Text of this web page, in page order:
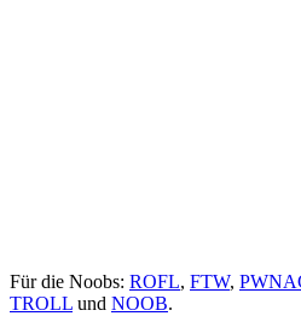
Für die Noobs: ROFL, FTW,
TROLL und NOOB.